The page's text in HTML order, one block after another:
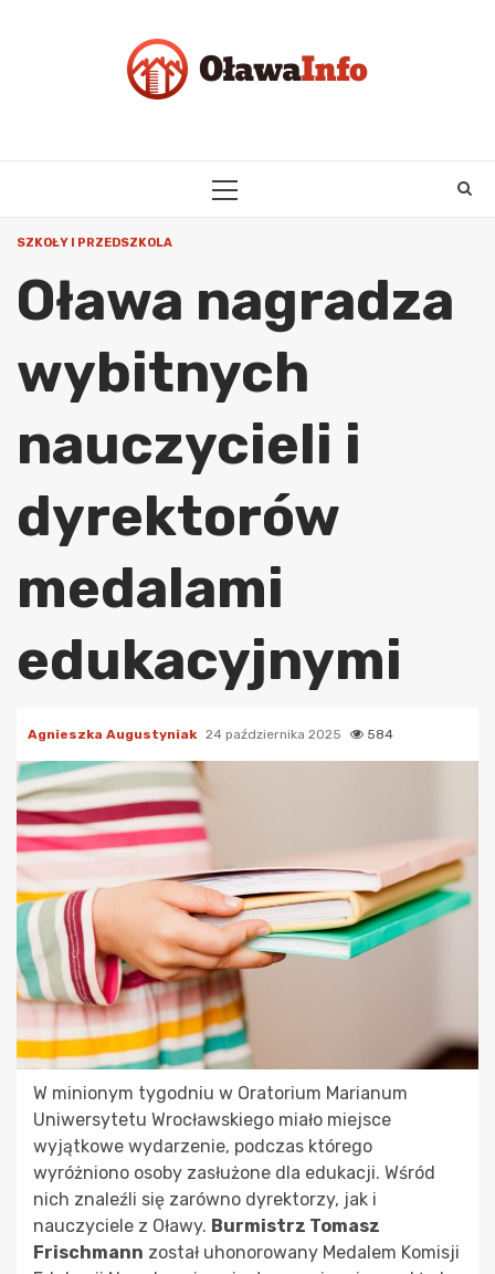
PRIMARY
SZKOŁY I PRZEDSZKOLA
Oława nagradza
wybitnych
nauczycieli i
dyrektorów
medalami
edukacyjnymi
Agnieszka Augustyniak 24 października 2025 584
W minionym tygodniu w Oratorium Marianum
Uniwersytetu Wrocławskiego miało miejsce
wyjątkowe wydarzenie, podczas którego
wyróżniono osoby zasłużone dla edukacji. Wśród
nich znaleźli się zarówno dyrektorzy, jak i
nauczyciele z Oławy. Burmistrz Tomasz
Frischmann został uhonorowany Medalem Komisji